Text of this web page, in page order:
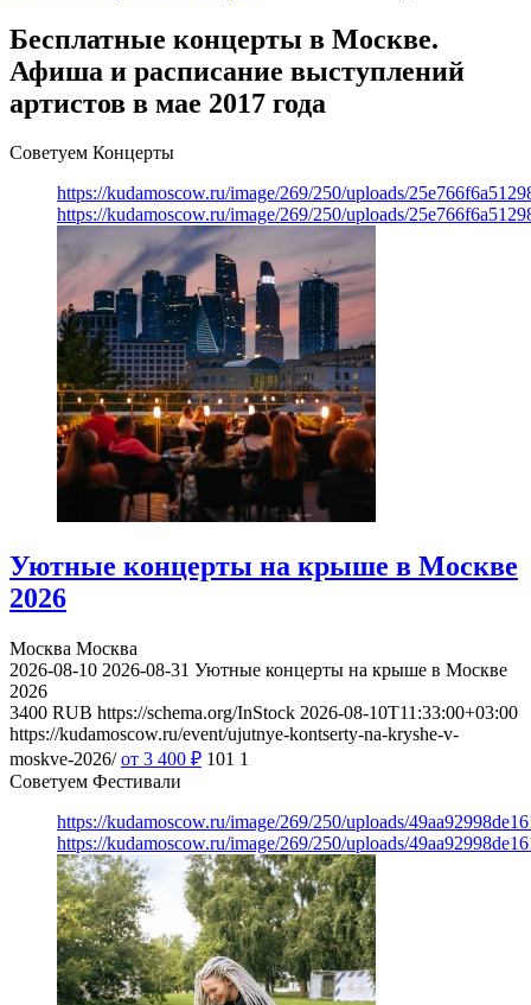
Бесплатные концерты в Москве.
Афиша и расписание выступлений
артистов в мае 2017 года
Советуем Концерты
https://kudamoscow.ru/image/269/250/uploads/
https://kudamoscow.ru/image/269/250/uploads/
Уютные концерты на крыше в Москве
2026
Москва Москва
2026-08-10 2026-08-31 Уютные концерты на крыше в Москве
2026
3400 RUB https://schema.org/InStock 2026-08-10T11:33:00+03:00
https://kudamoscow.ru/event/ujutnye-kontserty-na-kryshe-v-
moskve-2026/ от 3 400 ₽ 101 1
Советуем Фестивали
https://kudamoscow.ru/image/269/250/uploads/
https://kudamoscow.ru/image/269/250/uploads/